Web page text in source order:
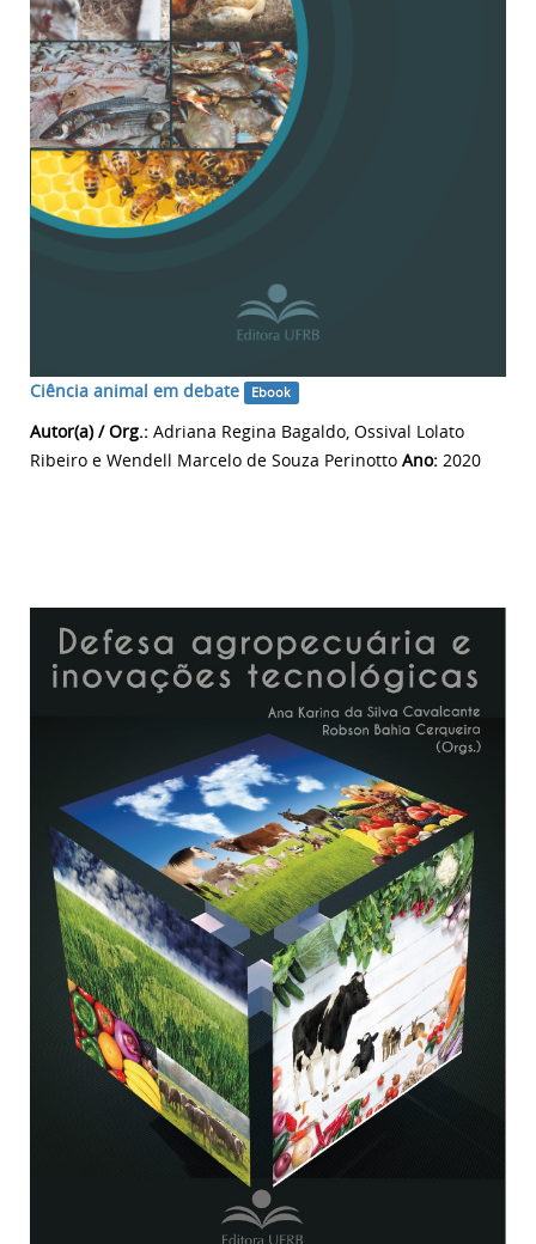
Ciência animal em debate Ebook
Autor(a) / Org.: Adriana Regina Bagaldo, Ossival Lolato
Ribeiro e Wendell Marcelo de Souza Perinotto Ano: 2020